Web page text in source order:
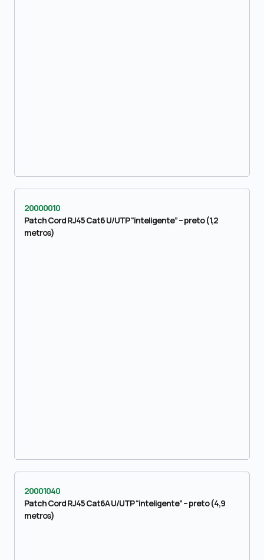
20000010
Patch Cord RJ45 Cat6 U/UTP “inteligente” – preto (1,2
metros)
20001040
Patch Cord RJ45 Cat6A U/UTP “inteligente” – preto (4,9
metros)